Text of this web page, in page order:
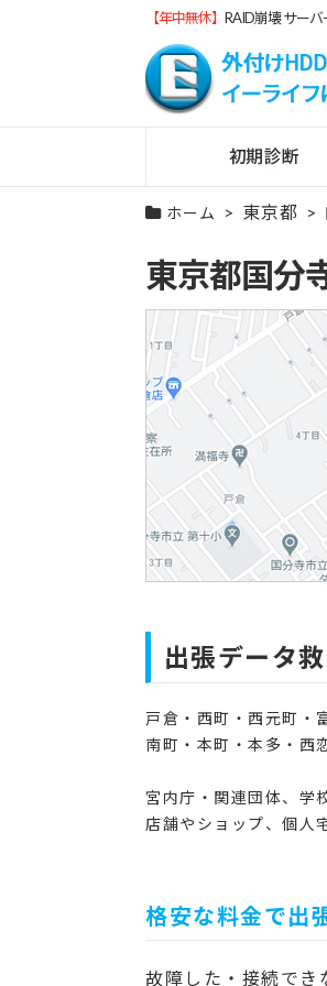
【年中無休】 RAID崩壊 サー
ホーム 東京都
東京都国分
出張データ
戸倉・西町・西元町・
南町・本町・本多・西
宮内庁・関連団体、学
店舗やショップ、個人
格安な料金で出
故障した・接続でき